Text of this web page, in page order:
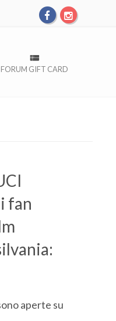
FORUM GIFT CARD
fan
aperte su